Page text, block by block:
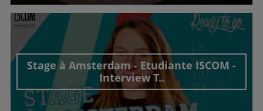
Découvrir cet interview
Stage à Amsterdam - Etudiante ISCOM -
Interview T..